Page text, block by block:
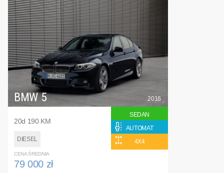
BMW 5
20d 190 KM
DIESEL
2016
SEDAN
AUTOMAT
4X4
CENA ŚREDNIA
79 000 zł